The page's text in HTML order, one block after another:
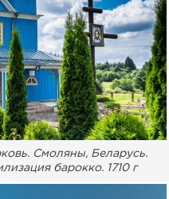
Смоляны, Беларусь.
барокко. 1710 г